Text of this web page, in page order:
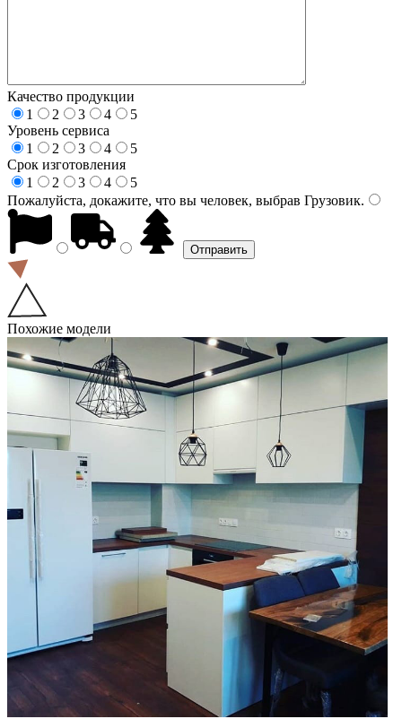
Качество продукции
1
2 3 4
5
Уровень сервиса
1
2 3 4
5
Срок изготовления
1
2 3 4
5
Пожалуйста, докажите, что вы человек, выбрав Грузовик.
Похожие модели